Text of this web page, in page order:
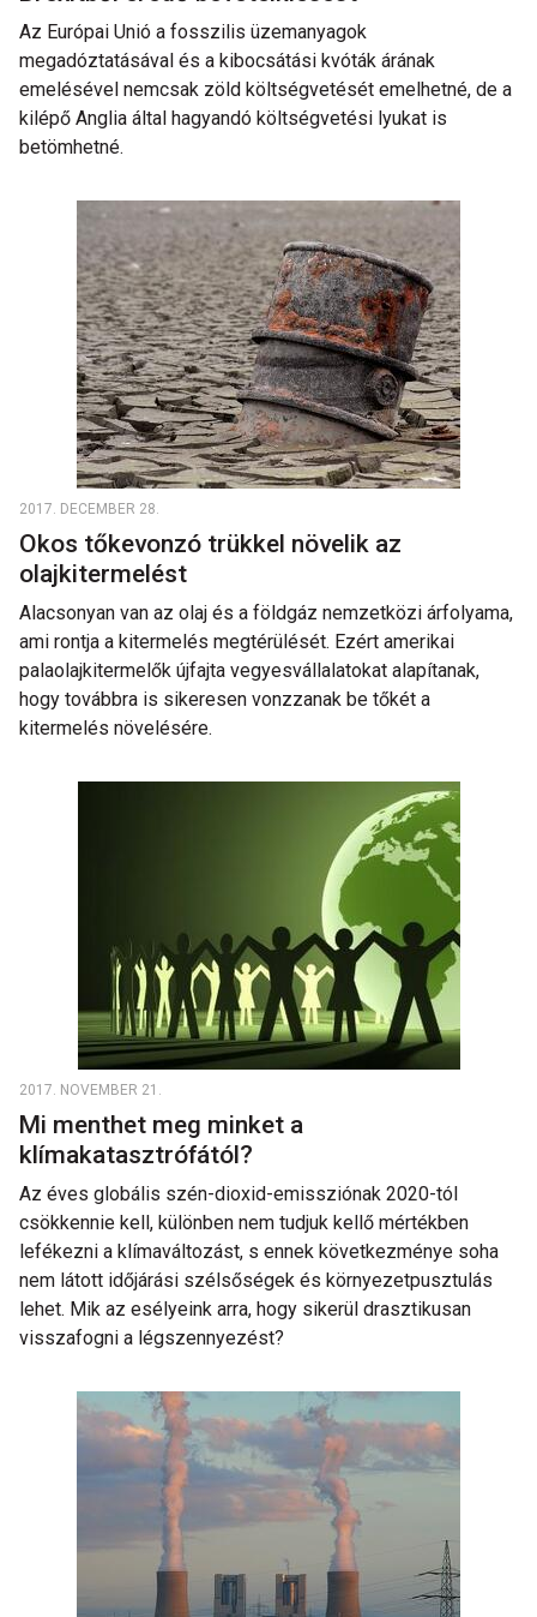
Az Európai Unió a fosszilis üzemanyagok
megadóztatásával és a kibocsátási kvóták árának
emelésével nemcsak zöld költségvetését emelhetné, de a
kilépő Anglia által hagyandó költségvetési lyukat is
betömhetné.
2017. DECEMBER 28.
Okos tőkevonzó trükkel növelik az
olajkitermelést
Alacsonyan van az olaj és a földgáz nemzetközi árfolyama,
ami rontja a kitermelés megtérülését. Ezért amerikai
palaolajkitermelők újfajta vegyesvállalatokat alapítanak,
hogy továbbra is sikeresen vonzzanak be tőkét a
kitermelés növelésére.
2017. NOVEMBER 21.
Mi menthet meg minket a
klímakatasztrófától?
Az éves globális szén-dioxid-emissziónak 2020-tól
csökkennie kell, különben nem tudjuk kellő mértékben
lefékezni a klímaváltozást, s ennek következménye soha
nem látott időjárási szélsőségek és környezetpusztulás
lehet. Mik az esélyeink arra, hogy sikerül drasztikusan
visszafogni a légszennyezést?